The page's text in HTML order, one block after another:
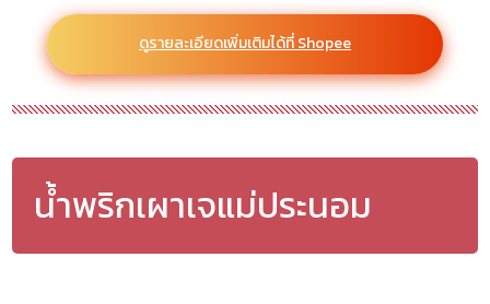
ดูรายละเอียดเพิ่มเติมได้ที่ Shopee
น้ำพริกเผาเจแม่ประนอม